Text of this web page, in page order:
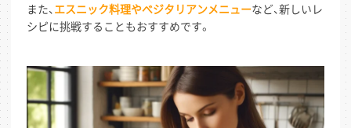
また、エスニック料理やベジタリアンメニューなど、新しいレ
シピに挑戦することもおすすめです。